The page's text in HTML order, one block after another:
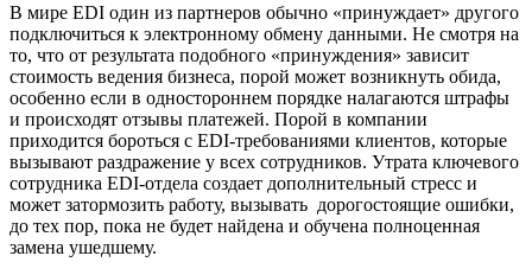
В мире EDI один из партнеров обычно «принуждает» другого
подключиться к электронному обмену данными. Не смотря на
то, что от результата подобного «принуждения» зависит
стоимость ведения бизнеса, порой может возникнуть обида,
особенно если в одностороннем порядке налагаются штрафы
и происходят отзывы платежей. Порой в компании
приходится бороться с EDI-требованиями клиентов, которые
вызывают раздражение у всех сотрудников. Утрата ключевого
сотрудника EDI-отдела создает дополнительный стресс и
может затормозить работу, вызывать дорогостоящие ошибки,
до тех пор, пока не будет найдена и обучена полноценная
замена ушедшему.